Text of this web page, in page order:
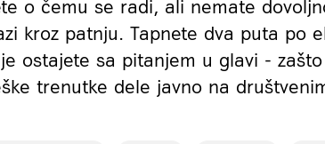
o čemu se radi, ali nemate
kroz patnju. Tapnete dva puta po
ostajete sa pitanjem u glavi -
trenutke dele javno na